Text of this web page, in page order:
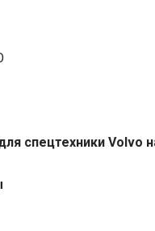
спецтехники Volvo